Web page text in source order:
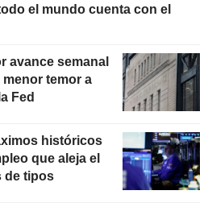
el mundo cuenta con el
avance semanal
temor a
Fed
históricos
que aleja el
de tipos